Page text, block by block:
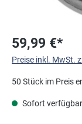
59,99 €*
Preise inkl. MwSt.
50 Stück im Preis
Sofort